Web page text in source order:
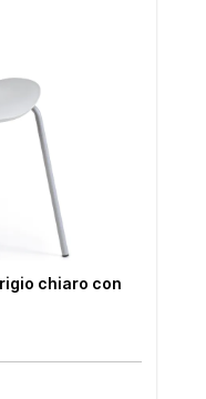
chiaro con